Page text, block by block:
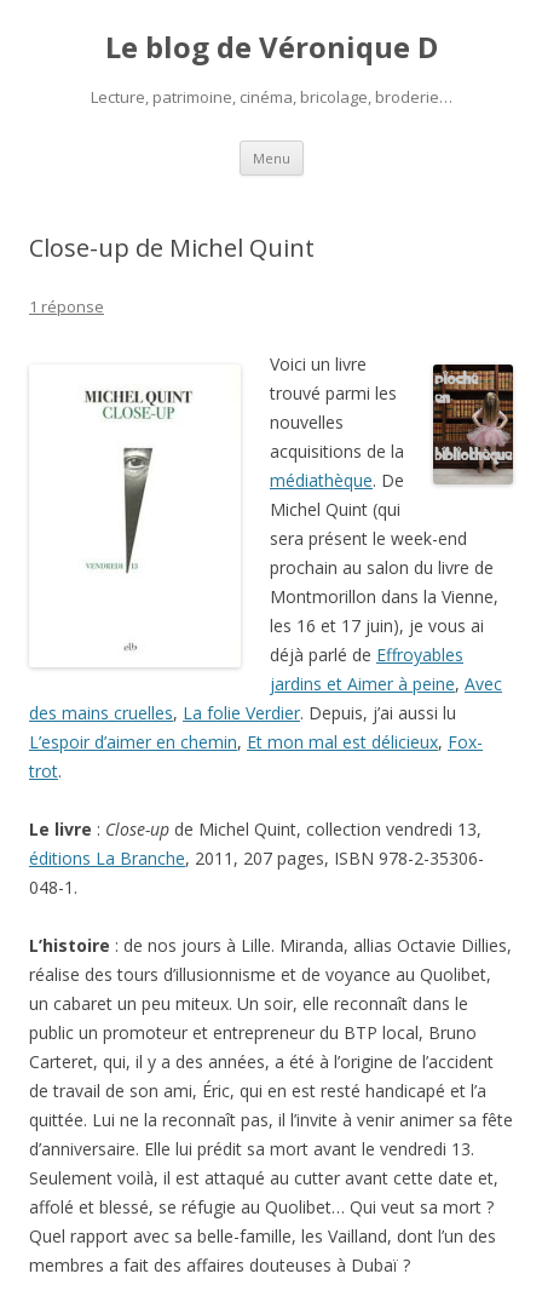
Le blog de Véronique D
Lecture, patrimoine, cinéma, bricolage, broderie…
Menu Aller
contenu
Close-up de Michel Quint
1 réponse
Voici un livre
trouvé parmi les
nouvelles
acquisitions de la
médiathèque. De
Michel Quint (qui
sera présent le week-end
prochain au salon du livre de
Montmorillon dans la Vienne,
les 16 et 17 juin), je vous ai
déjà parlé de Effroyables
jardins et Aimer à peine, Avec
des mains cruelles, La folie Verdier. Depuis, j’ai aussi lu
L’espoir d’aimer en chemin, Et mon mal est délicieux, Fox-
trot.
Le livre : Close-up de Michel Quint, collection vendredi 13,
éditions La Branche, 2011, 207 pages, ISBN 978-2-35306-
048-1.
L’histoire : de nos jours à Lille. Miranda, allias Octavie Dillies,
réalise des tours d’illusionnisme et de voyance au Quolibet,
un cabaret un peu miteux. Un soir, elle reconnaît dans le
public un promoteur et entrepreneur du BTP local, Bruno
Carteret, qui, il y a des années, a été à l’origine de l’accident
de travail de son ami, Éric, qui en est resté handicapé et l’a
quittée. Lui ne la reconnaît pas, il l’invite à venir animer sa fête
d’anniversaire. Elle lui prédit sa mort avant le vendredi 13.
Seulement voilà, il est attaqué au cutter avant cette date et,
affolé et blessé, se réfugie au Quolibet… Qui veut sa mort ?
Quel rapport avec sa belle-famille, les Vailland, dont l’un des
membres a fait des affaires douteuses à Dubaï ?